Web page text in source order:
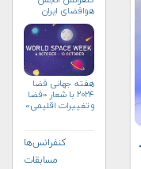
هوافضای ايران
هفته جهانی فضا
۲۰۲۴ با شعار «فضا
و تغییرات اقلیمی»
کنفرانس‌ها
مسابقات